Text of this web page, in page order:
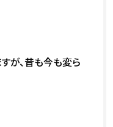
が、昔も今も変ら